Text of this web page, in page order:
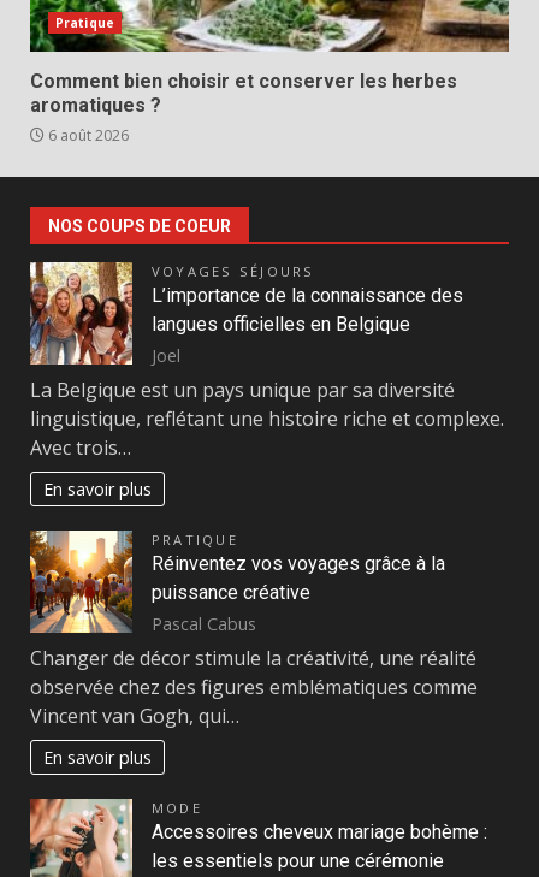
Pratique
Comment bien choisir et conserver les herbes
aromatiques ?
6 août 2026
NOS COUPS DE COEUR
VOYAGES SÉJOURS
L’importance de la connaissance des
langues officielles en Belgique
Joel
La Belgique est un pays unique par sa diversité
linguistique, reflétant une histoire riche et complexe.
Avec trois…
En savoir plus
PRATIQUE
Réinventez vos voyages grâce à la
puissance créative
Pascal Cabus
Changer de décor stimule la créativité, une réalité
observée chez des figures emblématiques comme
Vincent van Gogh, qui…
En savoir plus
MODE
Accessoires cheveux mariage bohème :
les essentiels pour une cérémonie